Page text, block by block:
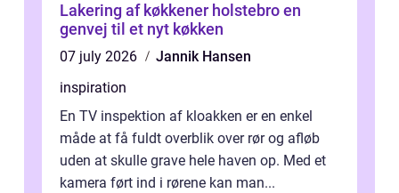
Lakering af køkkener holstebro en
genvej til et nyt køkken
07 july 2026
Jannik Hansen
inspiration
En TV inspektion af kloakken er en enkel
måde at få fuldt overblik over rør og afløb
uden at skulle grave hele haven op. Med et
kamera ført ind i rørene kan man...